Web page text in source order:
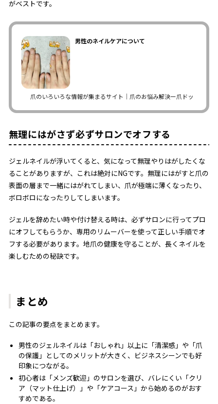
がベストです。
男性のネイルケアについて
爪のいろいろな情報が集まるサイト｜爪のお悩み解決ー爪ドットコム
無理にはがさず必ずサロンでオフする
ジェルネイルが浮いてくると、気になって無理やりはがしたくな
ることがありますが、これは絶対にNGです。無理にはがすと爪の
表面の層まで一緒にはがれてしまい、爪が極端に薄くなったり、
ボロボロになったりしてしまいます。
ジェルを辞めたい時や付け替える時は、必ずサロンに行ってプロ
にオフしてもらうか、専用のリムーバーを使って正しい手順でオ
フする必要があります。地爪の健康を守ることが、長くネイルを
楽しむための秘訣です。
まとめ
この記事の要点をまとめます。
男性のジェルネイルは「おしゃれ」以上に「清潔感」や「爪
の保護」としてのメリットが大きく、ビジネスシーンでも好
印象につながる。
初心者は「メンズ歓迎」のサロンを選び、バレにくい「クリ
ア（マット仕上げ）」や「ケアコース」から始めるのがおす
すめである。